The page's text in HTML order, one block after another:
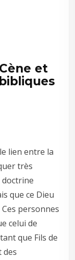
et
lien entre la
très
doctrine
que ce Dieu
personnes
celui de
que Fils de
des